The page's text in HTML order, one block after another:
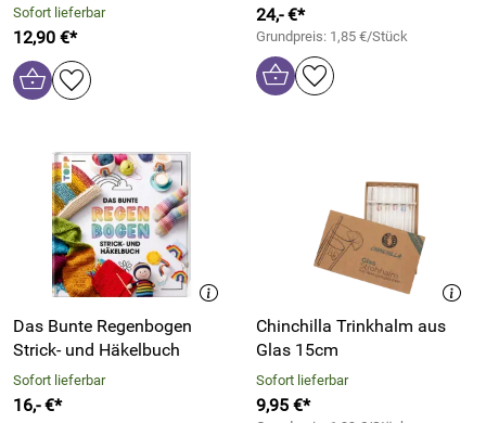
Sofort lieferbar
12,90 €*
24,- €*
Grundpreis: 1,85 €/Stück
Das Bunte Regenbogen
Strick- und Häkelbuch
Sofort lieferbar
16,- €*
Chinchilla Trinkhalm aus
Glas 15cm
Sofort lieferbar
9,95 €*